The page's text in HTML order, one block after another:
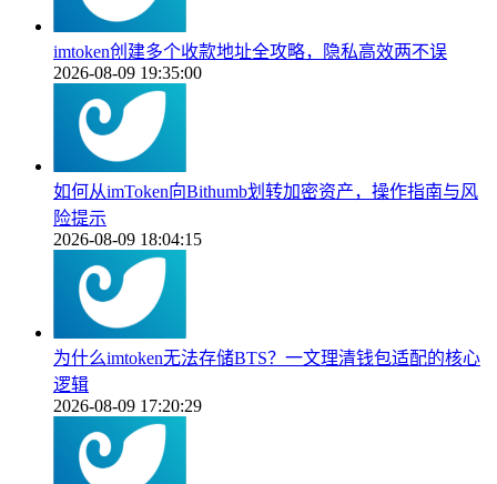
imtoken创建多个收款地址全攻略，隐私高效两不误
2026-08-09 19:35:00
如何从imToken向Bithumb划转加密资产，操作指南与风
险提示
2026-08-09 18:04:15
为什么imtoken无法存储BTS？一文理清钱包适配的核心
逻辑
2026-08-09 17:20:29